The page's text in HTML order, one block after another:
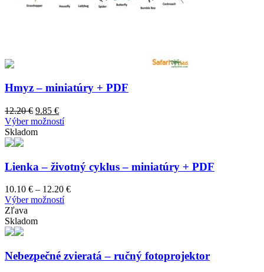
Hmyz – miniatúry + PDF
12.20€ Original
price
was:
9.85 €Current
price
Výber možnostíThis
variants.
The
options
may
be
page
Skladom
Lienka – životný cyklus – miniatúry + PDF
10.10 € – 12.20 €Price
Výber možnostíThis
The
options
Zľava
Skladom
Nebezpečné zvieratá – ručný fotoprojektor